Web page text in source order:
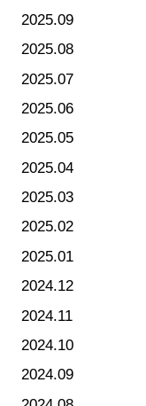
2025.09
2025.08
2025.07
2025.06
2025.05
2025.04
2025.03
2025.02
2025.01
2024.12
2024.11
2024.10
2024.09